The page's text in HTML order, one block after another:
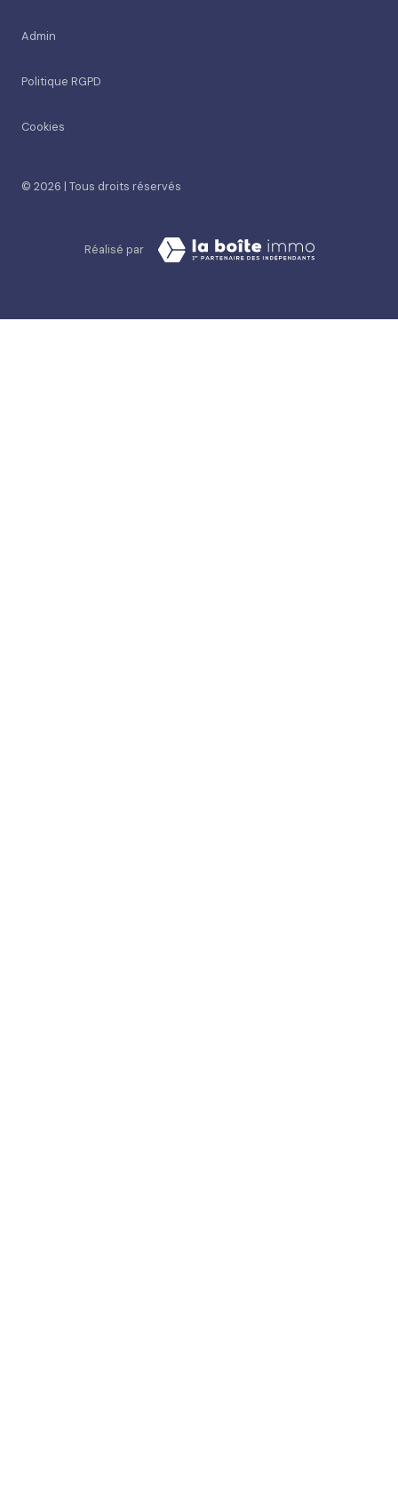
Admin
Politique RGPD
Cookies
© 2026 | Tous droits réservés
Réalisé par